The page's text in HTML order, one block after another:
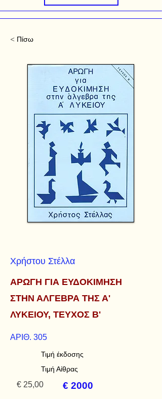
< Πίσω
Χρήστου Στέλλα
ΑΡΩΓΗ ΓΙΑ ΕΥΔΟΚΙΜΗΣΗ
ΣΤΗΝ ΑΛΓΕΒΡΑ ΤΗΣ Α'
ΛΥΚΕΙΟΥ, ΤΕΥΧΟΣ Β'
ΑΡΙΘ. 305
Τιμή έκδοσης
Τιμή Αίθρας
€ 25,00 € 2000